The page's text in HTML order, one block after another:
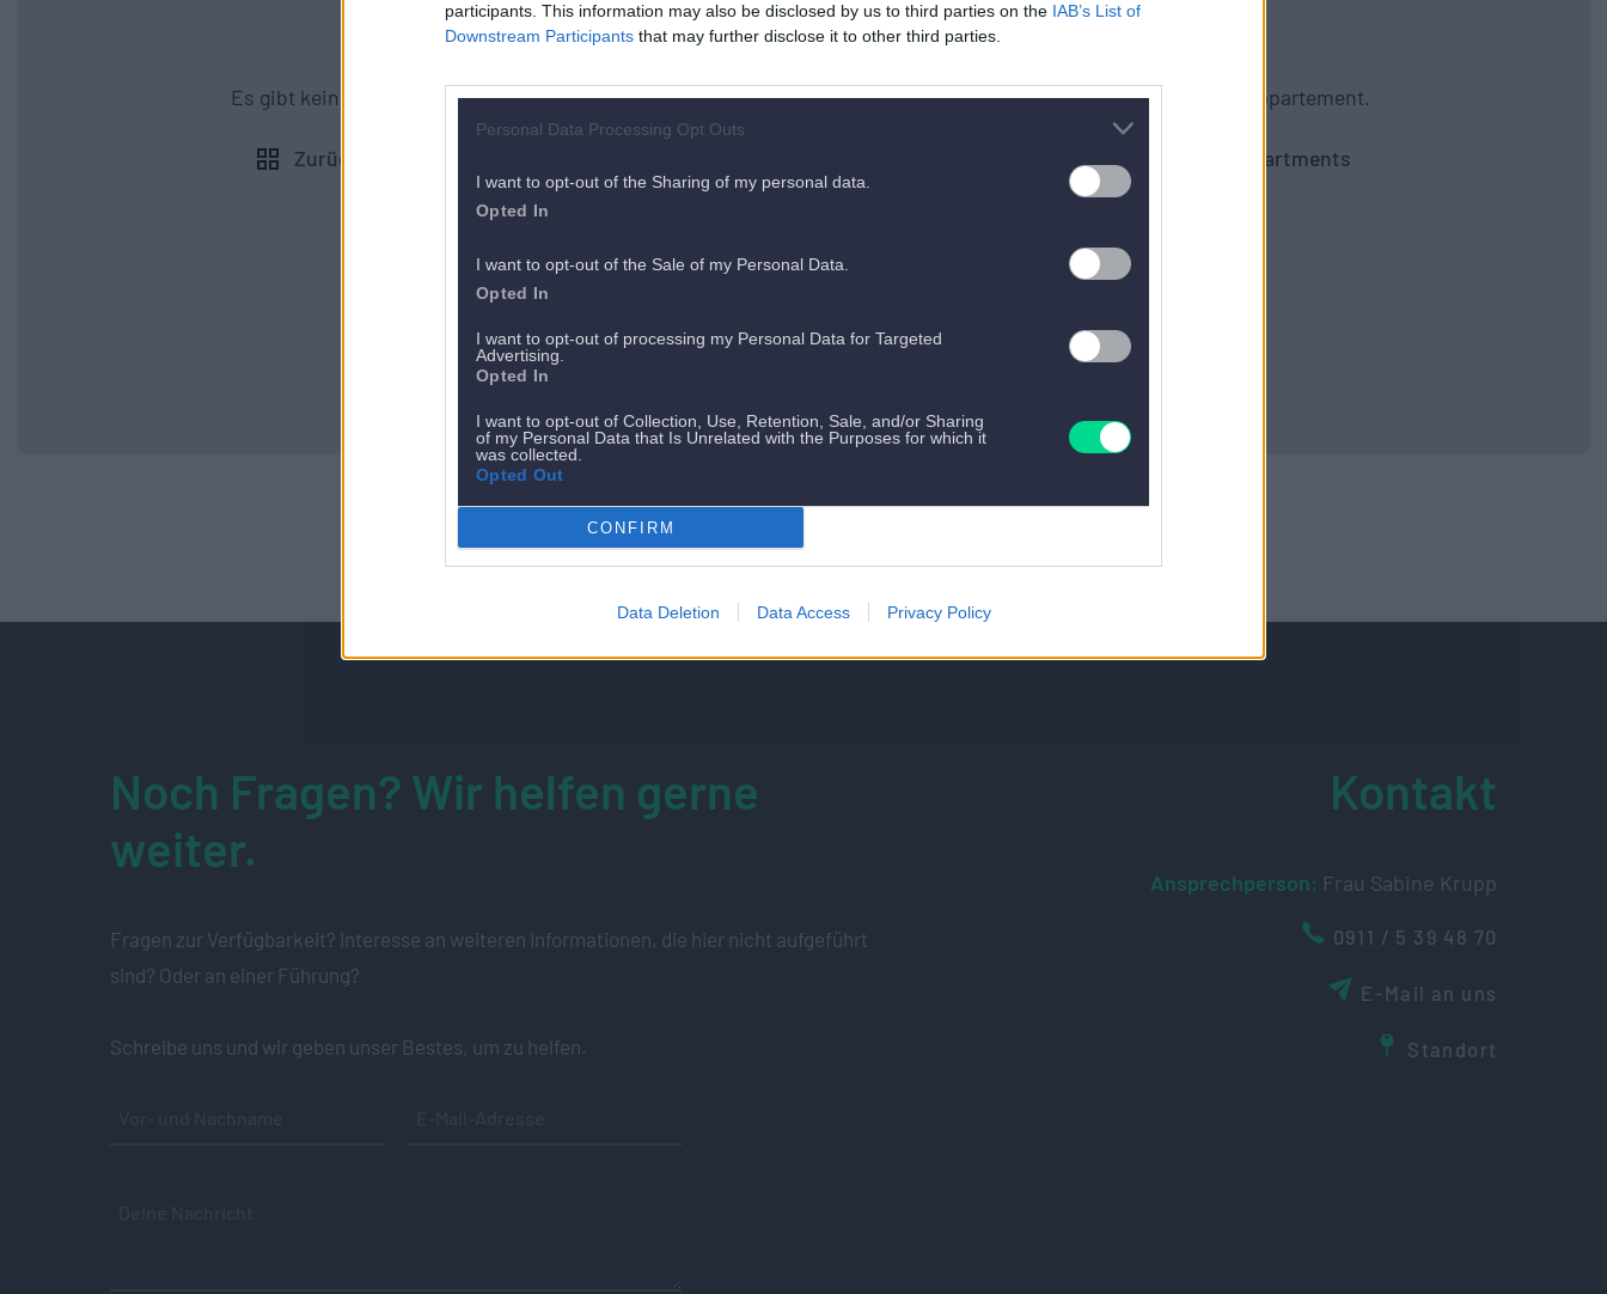
participants. This information may also be disclosed by us to third parties on the IAB’s List of
Downstream Participants that may further disclose it to other third parties.
Personal Data Processing Opt Outs
I want to opt-out of the Sharing of my personal data.
Opted In
I want to opt-out of the Sale of my Personal Data.
Opted In
I want to opt-out of processing my Personal Data for Targeted
Advertising.
Opted In
I want to opt-out of Collection, Use, Retention, Sale, and/or Sharing
of my Personal Data that Is Unrelated with the Purposes for which it
was collected.
Opted Out
CONFIRM
Data Deletion Data Access Privacy Policy
Es gibt kein vorheriges Appartement.
Zurück zu allen Apartments
Es gibt kein nächstes Appartement.
Zurück zu allen Apartments
Noch Fragen? Wir helfen gerne
weiter.
Fragen zur Verfügbarkeit? Interesse an weiteren Informationen, die hier nicht aufgeführt
sind? Oder an einer Führung?
Schreibe uns und wir geben unser Bestes, um zu helfen.
Kontakt
Ansprechperson: Frau Sabine Krupp
0911 / 5 39 48 70
E-Mail an uns
Standort